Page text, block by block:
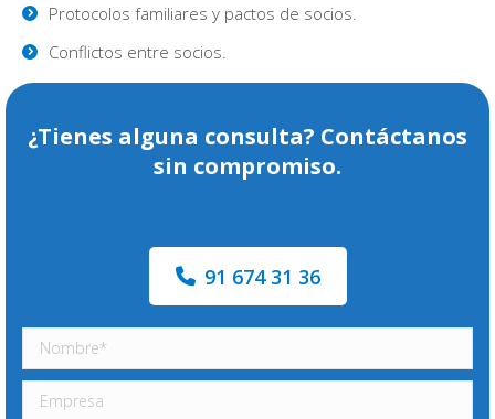
Protocolos familiares y pactos de socios.
Conflictos entre socios.
¿Tienes alguna consulta? Contáctanos
sin compromiso.
91 674 31 36